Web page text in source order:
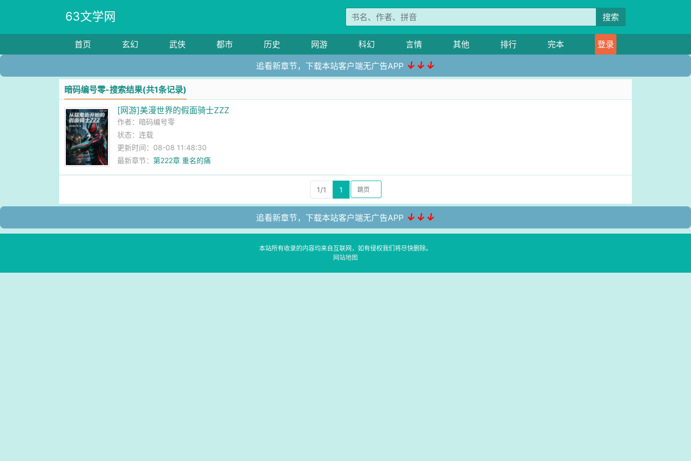
63文学网 搜索
首页 玄幻 武侠 都市 历史 网游 科幻 言情 其他 排行 完本 登录
追看新章节，下载本站客户端无广告APP ↓↓↓
暗码编号零-搜索结果(共1条记录)
[网游]美漫世界的假面骑士ZZZ
作者： 暗码编号零
状态：连载
更新时间：08-08 11:48:30
最新章节：第222章 重名的痛
1/1 1
追看新章节，下载本站客户端无广告APP ↓↓↓
本站所有收录的内容均来自互联网，如有侵权我们将尽快删除。
网站地图